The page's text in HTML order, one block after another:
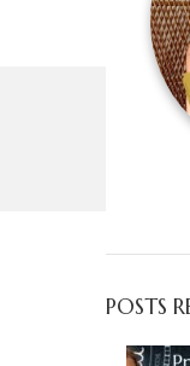
POSTS